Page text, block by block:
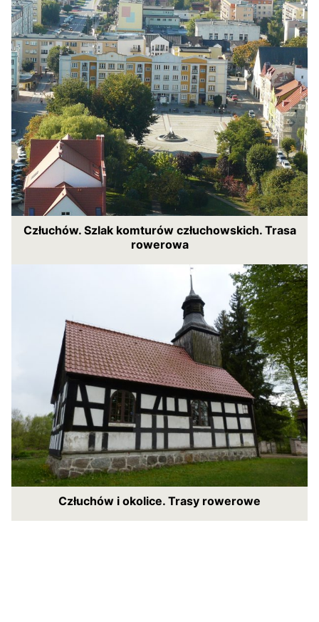
Człuchów. Szlak komturów człuchowskich. Trasa
rowerowa
Człuchów i okolice. Trasy rowerowe